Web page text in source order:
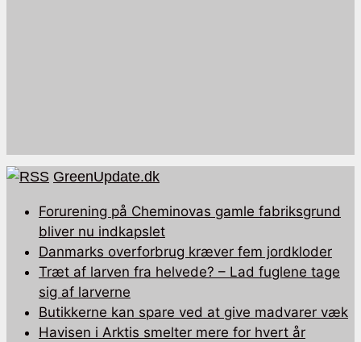
GreenUpdate.dk
Forurening på Cheminovas gamle fabriksgrund
bliver nu indkapslet
Danmarks overforbrug kræver fem jordkloder
Træt af larven fra helvede? – Lad fuglene tage
sig af larverne
Butikkerne kan spare ved at give madvarer væk
Havisen i Arktis smelter mere for hvert år